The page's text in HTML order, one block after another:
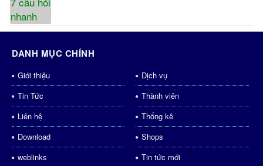
DANH MỤC CHÍNH
Giới thiệu
Dịch vụ
Tin Tức
Thành viên
Liên hệ
Thống kê
Download
Shops
weblinks
Tin tức mới